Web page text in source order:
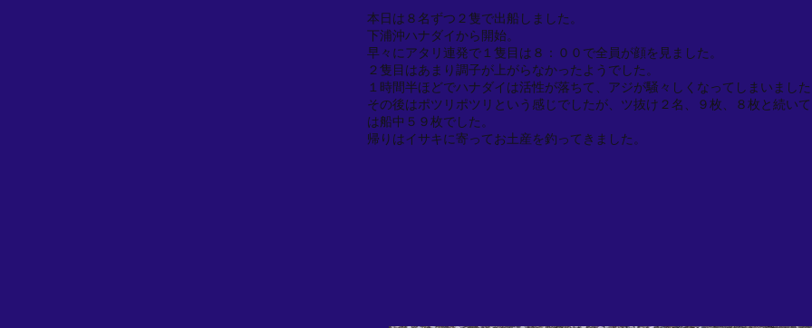
本日は８名ずつ２隻で出船しました。
下浦沖ハナダイから開始。
早々にアタリ連発で１隻目は８：００で全員が顔を見ました。
２隻目はあまり調子が上がらなかったようでした。
１時間半ほどでハナダイは活性が落ちて、アジが騒々しくなってしまいました
その後はポツリポツリという感じでしたが、ツ抜け２名、９枚、８枚と続いて
は船中５９枚でした。
帰りはイサキに寄ってお土産を釣ってきました。